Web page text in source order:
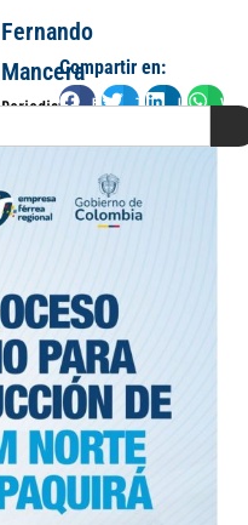
Fernando
Mancera
Periodista
Compartir en:
FacebookTwitterLinkedIn